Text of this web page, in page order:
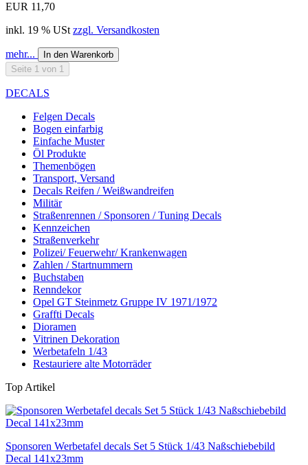
EUR 11,70
inkl. 19 % USt zzgl. Versandkosten
mehr...
In den Warenkorb
Seite 1 von 1
DECALS
Felgen Decals
Bogen einfarbig
Einfache Muster
Öl Produkte
Themenbögen
Transport, Versand
Decals Reifen / Weißwandreifen
Militär
Straßenrennen / Sponsoren / Tuning Decals
Kennzeichen
Straßenverkehr
Polizei/ Feuerwehr/ Krankenwagen
Zahlen / Startnummern
Buchstaben
Renndekor
Opel GT Steinmetz Gruppe IV 1971/1972
Graffti Decals
Dioramen
Vitrinen Dekoration
Werbetafeln 1/43
Restauriere alte Motorräder
Top Artikel
Sponsoren Werbetafel decals Set 5 Stück 1/43 Naßschiebebild
Decal 141x23mm